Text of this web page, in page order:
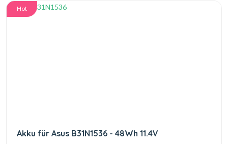
Hot
Akku für Asus B31N1536 - 48Wh 11.4V